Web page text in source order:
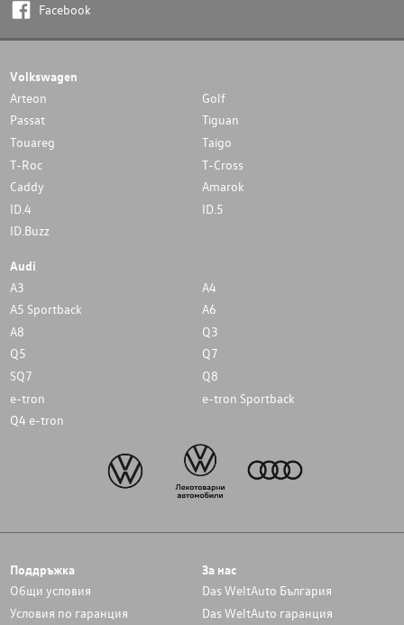
Facebook
Volkswagen
Arteon
Golf
Passat
Tiguan
Touareg
Taigo
T-Roc
T-Cross
Caddy
Amarok
ID.4
ID.5
ID.Buzz
Audi
A3
A4
A5 Sportback
A6
A8
Q3
Q5
Q7
SQ7
Q8
e-tron
e-tron Sportback
Q4 e-tron
Поддръжка
Общи условия
Условия по гаранция
За нас
Das WeltAuto България
Das WeltAuto гаранция